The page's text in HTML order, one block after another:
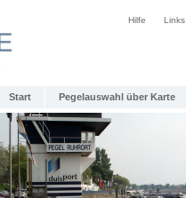
Hilfe Links
Start Pegelauswahl über Karte